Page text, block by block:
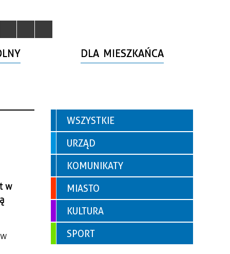
DLA MIESZKAŃCA
w
WSZYSTKIE
URZĄD
KOMUNIKATY
MIASTO
KULTURA
SPORT